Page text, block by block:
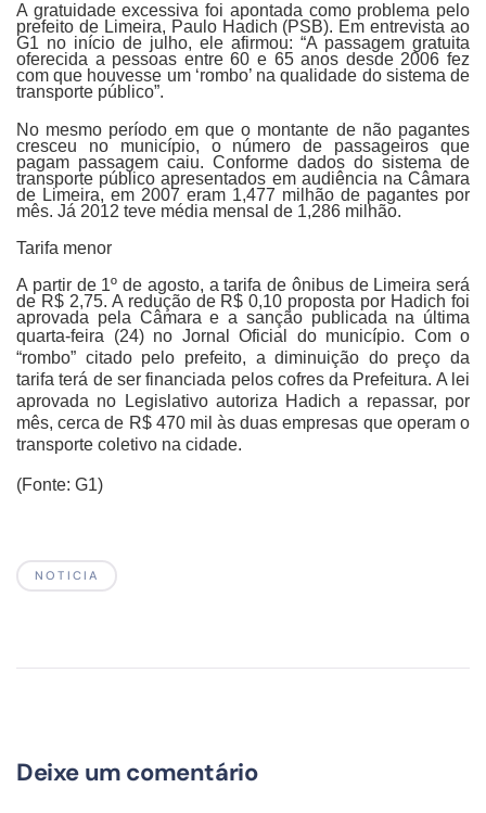
A gratuidade excessiva foi apontada como problema pelo
prefeito de Limeira, Paulo Hadich (PSB). Em entrevista ao
G1 no início de julho, ele afirmou: “A passagem gratuita
oferecida a pessoas entre 60 e 65 anos desde 2006 fez
com que houvesse um ‘rombo’ na qualidade do sistema de
transporte público”.
No mesmo período em que o montante de não pagantes
cresceu no município, o número de passageiros que
pagam passagem caiu. Conforme dados do sistema de
transporte público apresentados em audiência na Câmara
de Limeira, em 2007 eram 1,477 milhão de pagantes por
mês. Já 2012 teve média mensal de 1,286 milhão.
Tarifa menor
A partir de 1º de agosto, a tarifa de ônibus de Limeira será
de R$ 2,75. A redução de R$ 0,10 proposta por Hadich foi
aprovada pela Câmara e a sanção publicada na última
quarta-feira (24) no Jornal Oficial do município. Com o
“rombo” citado pelo prefeito, a diminuição do preço da
tarifa terá de ser financiada pelos cofres da Prefeitura. A lei
aprovada no Legislativo autoriza Hadich a repassar, por
mês, cerca de R$ 470 mil às duas empresas que operam o
transporte coletivo na cidade.
(Fonte: G1)
NOTICIA
Deixe um comentário